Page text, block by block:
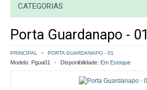
CONTATO
COMO COMPRAR
POLÍTICA DE FRETE GRÁTIS
CATEGORIAS
Porta Guardanapo - 01
PRINCIPAL PORTA GUARDANAPO - 01
Modelo: Pgua01 Disponibilidade: Em Estoque